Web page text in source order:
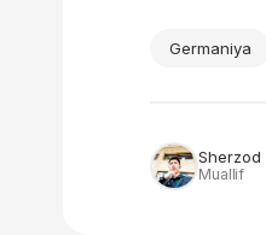
Germaniya
Sherzod
Muallif